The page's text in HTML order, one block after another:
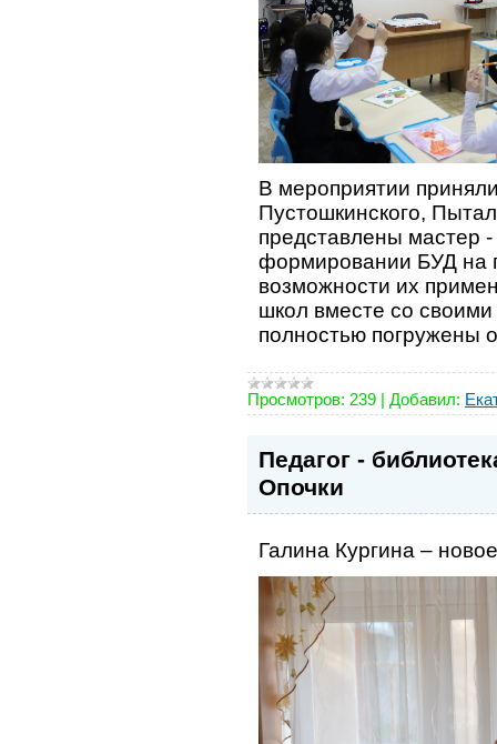
В мероприятии
Пустошкинского,
представлены мастер
формировании БУД на
возможности их
школ вместе со
полностью погружены
Просмотров: 239 | Добавил:
Педагог -
Опочки
Галина Кургина –